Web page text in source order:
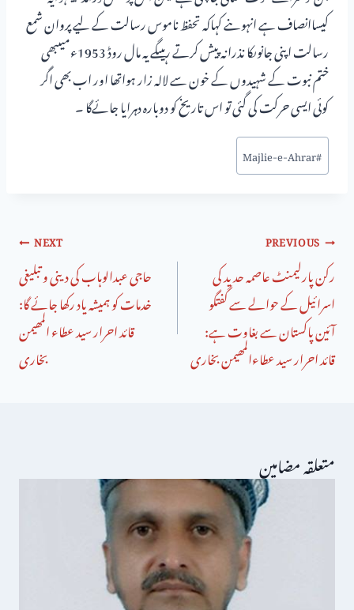
کیساانصاف ہے انہوںنے کہاکہ تحفظ ناموس رسالت کے لیے پروان شمع
رسالت اپنی جانوںکا نذرانہ پیش کرتے رہیںگے یہ مال روڈ 1953ءمیںبھی
ختم نبوت کے شہیدوں کے خون سے لالہ زار ہواتھا اور اب بھی اگر
کوئی ایسی حرکت کی گئی تو اس تاریخ کو دوبارہ دہرایا جائےگا ۔
#
Majlie-e-Ahrar
PREVIOUS
رکن پارلیمنٹ عاصمہ حدید کی
اسرائیل کے حوالے سے گفتگو
آئین پاکستان سے بغاوت ہے:
قائد احرار سید عطاءالمھیمن بخاری
NEXT
حاجی عبدالوہاب کی دینی و تبلیغی
خدمات کو ہمیشہ یاد رکھا جائے گا:
قائد احرار سید عطاء المھیمن
بخاری
متعلقہ مضامین